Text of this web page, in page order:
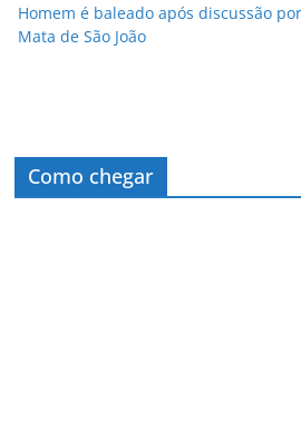
Homem é baleado após discussão
Mata de São João
Como chegar